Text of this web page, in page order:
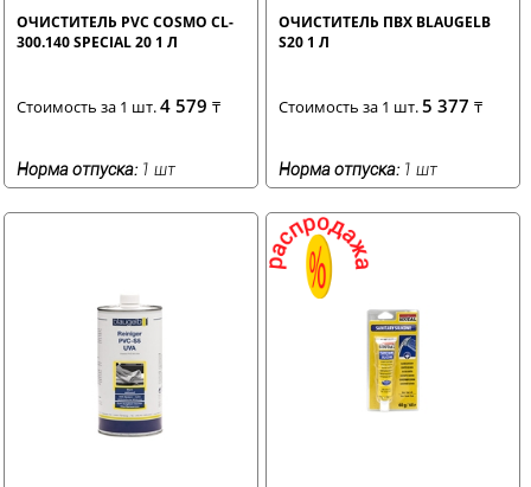
ОЧИСТИТЕЛЬ PVC COSMO CL-
300.140 SPECIAL 20 1 Л
Стоимость за 1 шт.4 579 ₸
Норма отпуска: 1 шт
ОЧИСТИТЕЛЬ ПВХ BLAUGELB
S20 1 Л
Стоимость за 1 шт.5 377₸
Норма отпуска: 1 шт